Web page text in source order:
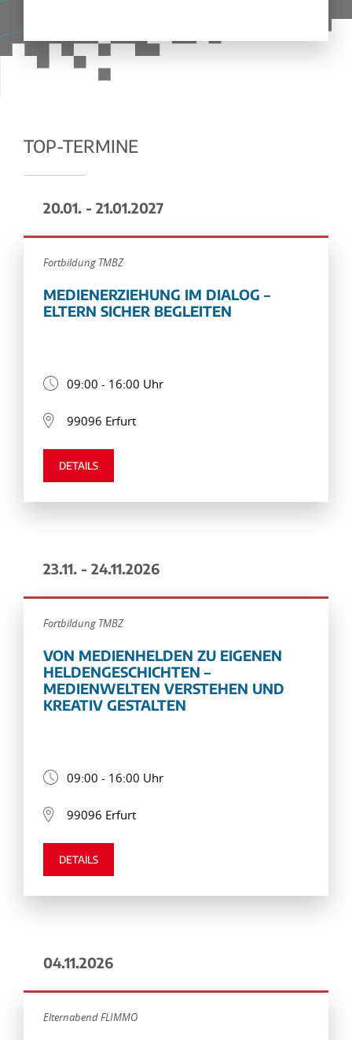
TOP-TERMINE
20.01. - 21.01.2027
Fortbildung TMBZ
MEDIENERZIEHUNG IM DIALOG –
ELTERN SICHER BEGLEITEN
09:00 - 16:00 Uhr
99096 Erfurt
DETAILS
23.11. - 24.11.2026
Fortbildung TMBZ
VON MEDIENHELDEN ZU EIGENEN
HELDENGESCHICHTEN –
MEDIENWELTEN VERSTEHEN UND
KREATIV GESTALTEN
09:00 - 16:00 Uhr
99096 Erfurt
DETAILS
04.11.2026
Elternabend FLIMMO